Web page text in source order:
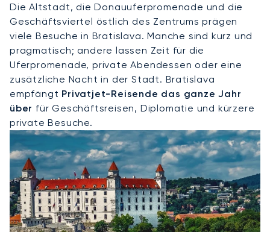
Die Altstadt, die Donauuferpromenade und die
Geschäftsviertel östlich des Zentrums prägen
viele Besuche in Bratislava. Manche sind kurz und
pragmatisch; andere lassen Zeit für die
Uferpromenade, private Abendessen oder eine
zusätzliche Nacht in der Stadt. Bratislava
empfängt Privatjet-Reisende das ganze Jahr
über für Geschäftsreisen, Diplomatie und kürzere
private Besuche.